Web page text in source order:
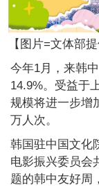
【图片=文体部提
今年1月，来韩
14.9%。受益于
规模将进一步增
万人次。
韩国驻中国文化
电影振兴委员会
题的韩中友好周